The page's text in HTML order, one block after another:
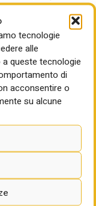
tecnologie
alle
queste tecnologie
di
acconsentire o
su alcune
tensione tra
attraverso
— e la
del tessuto
sentenza
validità dei
(la
sotto il profilo
lungi
deve
tecniche